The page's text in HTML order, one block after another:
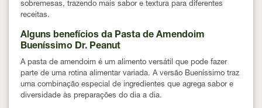
sobremesas, trazendo mais sabor e textura para diferentes
receitas.
Alguns benefícios da Pasta de Amendoim
Bueníssimo Dr. Peanut
A pasta de amendoim é um alimento versátil que pode fazer
parte de uma rotina alimentar variada. A versão Bueníssimo traz
uma combinação especial de ingredientes que agrega sabor e
diversidade às preparações do dia a dia.